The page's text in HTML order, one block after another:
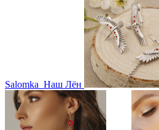
Salomka Наш Лён